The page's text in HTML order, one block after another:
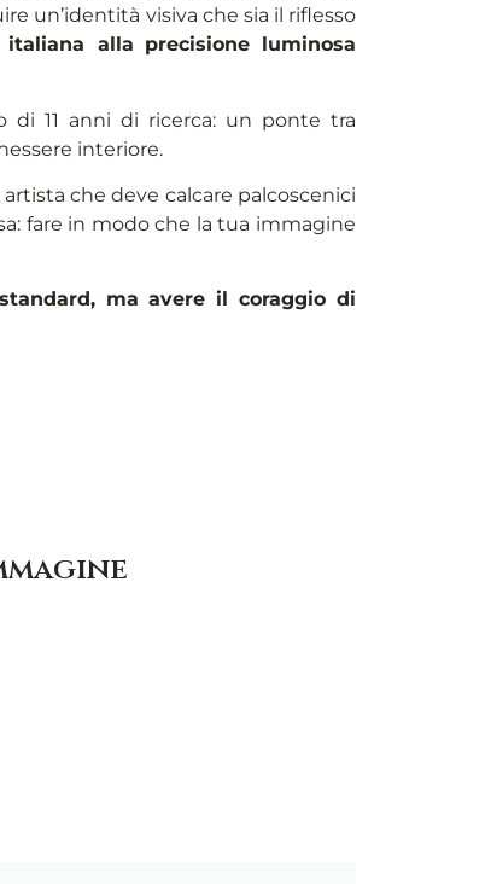
un’identità visiva che sia il riflesso
italiana alla precisione luminosa
di 11 anni di ricerca: un ponte tra
interiore.
che deve calcare palcoscenici
fare in modo che la tua immagine
ma avere il coraggio di